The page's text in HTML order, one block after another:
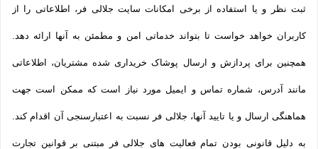
ثبت نظر و یا استفاده از برخی امکانات سایت جلالی فر، اطلاعاتی را از
کاربران خواهد خواست تا بتواند خدماتی امن و مطمئن به آنها ارائه دهد.
همچنین برای پردازش و ارسال پوشاک خریداری شده مشتریان، اطلاعاتی
مانند آدرس، شماره تماس و ایمیل مورد نیاز است که ممکن است جهت
هماهنگی ارسال و یا تایید آنها، جلالی فر نسبت به اعتبارسنجی آن اقدام کند.
به دلیل قانونی بودن تمام فعالیت های جلالی فر مبتنی بر قوانین تجارت